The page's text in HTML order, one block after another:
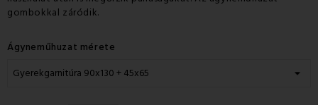
gombokkal záródik.
Ágyneműhuzat mérete